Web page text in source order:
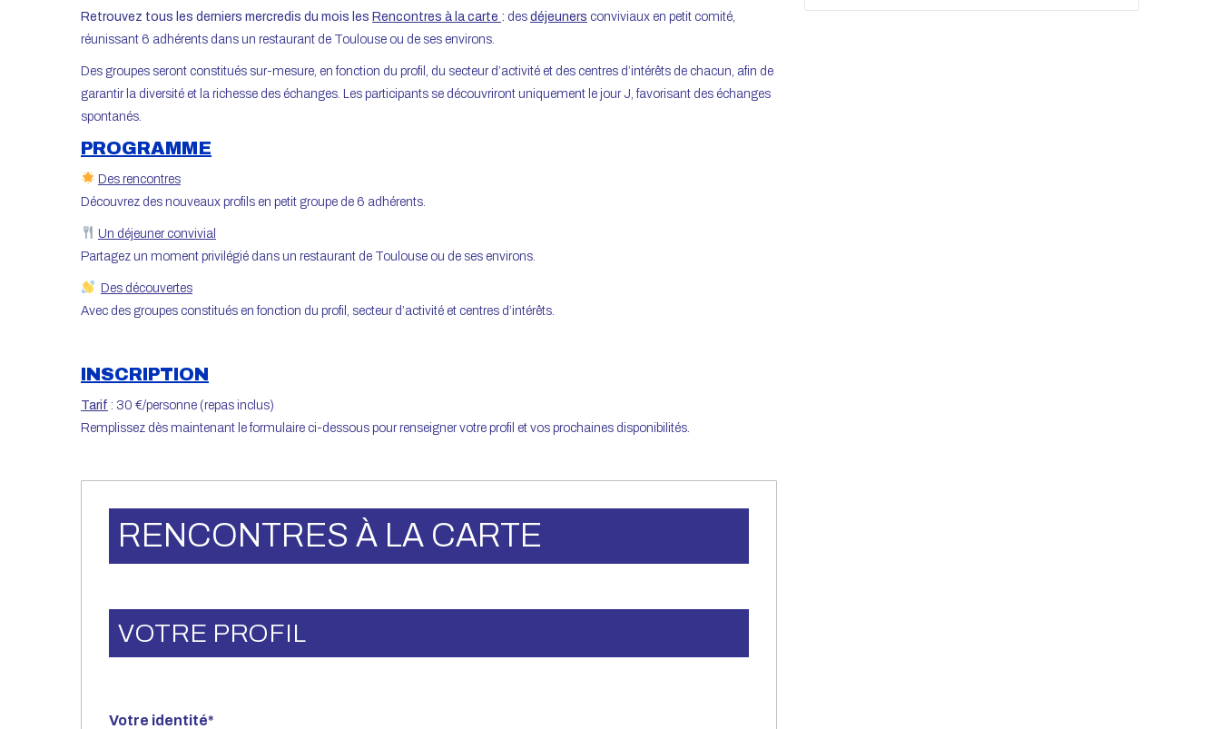
Retrouvez tous les derniers mercredis du mois les Rencontres à la carte : des déjeuners conviviaux en petit comité,
réunissant 6 adhérents dans un restaurant de Toulouse ou de ses environs.
Des groupes seront constitués sur-mesure, en fonction du profil, du secteur d’activité et des centres d’intérêts de chacun, afin de
garantir la diversité et la richesse des échanges. Les participants se découvriront uniquement le jour J, favorisant des échanges
spontanés.
PROGRAMME
Des rencontres
Découvrez des nouveaux profils en petit groupe de 6 adhérents.
Un déjeuner convivial
Partagez un moment privilégié dans un restaurant de Toulouse ou de ses environs.
Des découvertes
Avec des groupes constitués en fonction du profil, secteur d’activité et centres d’intérêts.
INSCRIPTION
Tarif : 30 €/personne (repas inclus)
Remplissez dès maintenant le formulaire ci-dessous pour renseigner votre profil et vos prochaines disponibilités.
RENCONTRES À LA CARTE
VOTRE PROFIL
Votre identité*